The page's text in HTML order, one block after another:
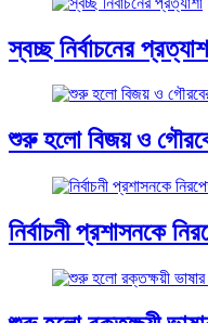
স্বচ্ছ নির্বাচনের
শুরু হলো বিজয় ও
নির্বাচনী প্রশাসনকে